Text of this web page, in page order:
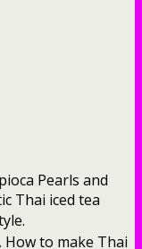
Pearls and
Thai iced tea
to make Thai